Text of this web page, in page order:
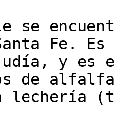
se
Fe.
y es
de alfalfa,
lechería